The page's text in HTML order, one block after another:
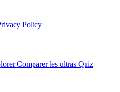
Policy
Comparer les ultras Quiz